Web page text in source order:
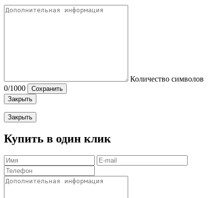
Количество символов
0/1000
Сохранить
Закрыть
Закрыть
Купить в один клик